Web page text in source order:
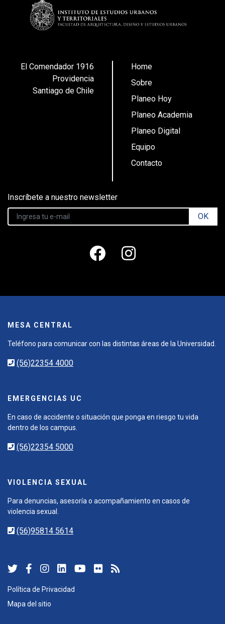
El Comendador 1916
Providencia
Santiago de Chile
Home
Sobre
Planeo Hoy
Planeo Academia
Planeo Digital
Equipo
Contacto
Inscríbete a nuestro newsletter
OK
MESA CENTRAL
Teléfono para comunicar con las distintas áreas de la Universidad.
(56)22354 4000
EMERGENCIAS UC
En caso de accidente o situación que ponga en riesgo tu vida
dentro de los campus.
(56)22354 5000
VIOLENCIA SEXUAL
Para denuncias, asesoría o acompañamiento en casos de
violencia sexual.
(56)95814 5614
Política de Privacidad
Mapa del sitio